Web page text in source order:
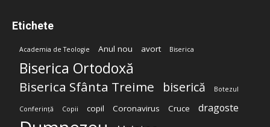
Etichete
Academia de Teologie Anul nou avort Biserica
Biserica Ortodoxă
Biserica Sfânta Treime biserică Botezul
Conferință Copii copil Coronavirus Cruce dragoste